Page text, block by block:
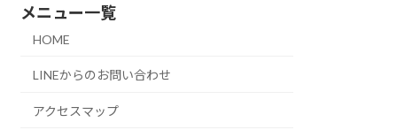
メニュー一覧
HOME
LINEからのお問い合わせ
アクセスマップ